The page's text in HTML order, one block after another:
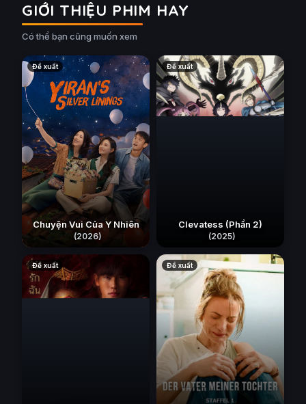
GIỚI THIỆU PHIM HAY
Có thể bạn cũng muốn xem
Đề xuất
Chuyện Vui Của Y Nhiên
(2026)
Đề xuất
Clevatess (Phần 2)
(2025)
Đề xuất Đề xuất